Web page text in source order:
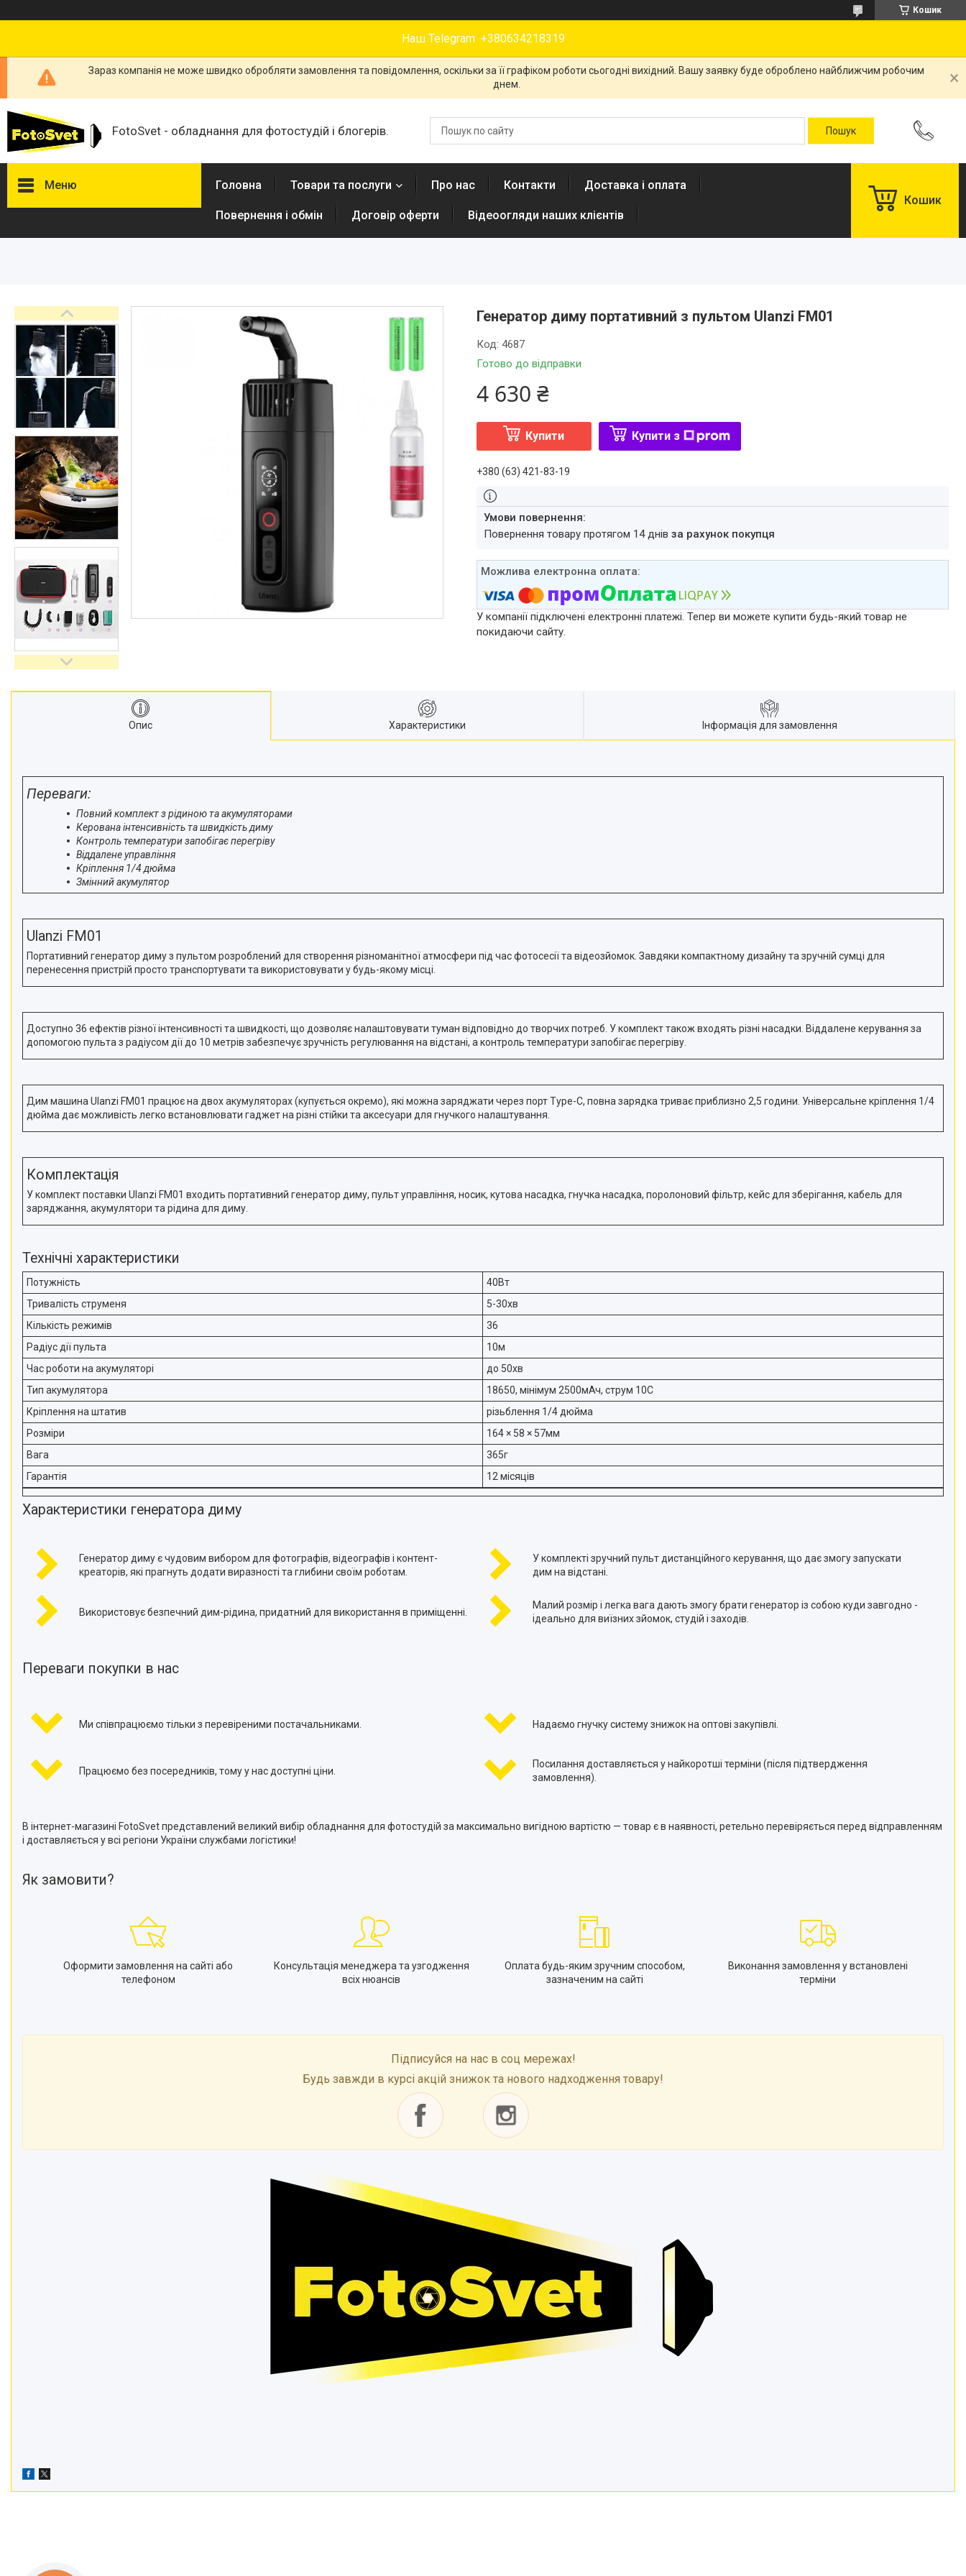
Кошик
Наш Telegram +380634218319
Зараз компанія не може швидко обробляти замовлення та повідомлення, оскільки за її графіком роботи сьогодні вихідний. Вашу заявку буде оброблено найближчим робочим
днем.
FotoSvet - обладнання для фотостудій і блогерів.
Меню
Студійні парасольки
Студійне світло
Лампи для постійного та
імпульсного світла
Набори постійного світла для
фото і відео
Набори імпульсного світла
Фото відбивачі, тримачі для
відбивачів
Поворотні столики
Все для предметної зйомки
Лайтбокси, фотобокси
Кільцеві лампи, товари для
Світлодіодні LED-панель,
відеосвітло
Підсвічування, накамерне
світло
Штативи для фотоапаратів і
відеокамер
Стедіками, стабілізатори
Моноподи
Лінзи-об'єктиви для
обладнання
Перехідники для фототехніки і
адаптери
Мікрофони, стійки, пантографи
Міні вітрові машини
Генератори диму
відеозйомки
Кріплення
Аксесуари для мобільних
телефонів і смартфонів
Відеоогляди наших клієнтів
Знижки
Головна Товари та послуги Про нас Контакти Доставка і оплата
Повернення і обмін Договір оферти Відеоогляди наших клієнтів
Кошик
Генератор диму портативний з пультом Ulanzi FM01
Готово до відправки
Код: 4687
4 630 ₴
Купити Купити з
+380 (63) 421-83-19
повернення товару протягом 14 днів за рахунок покупця
У компанії підключені електронні платежі. Тепер ви можете купити будь-який товар не
покидаючи сайту.
Опис Характеристики Інформація для замовлення
Переваги:
Повний комплект з рідиною та акумуляторами
Керована інтенсивність та швидкість диму
Контроль температури запобігає перегріву
Віддалене управління
Кріплення 1/4 дюйма
Змінний акумулятор
Ulanzi FM01
Портативний генератор диму з пультом розроблений для створення різноманітної атмосфери під час фотосесії та відеозйомок. Завдяки компактному дизайну та зручній сумці для
перенесення пристрій просто транспортувати та використовувати у будь-якому місці.
Доступно 36 ефектів різної інтенсивності та швидкості, що дозволяє налаштовувати туман відповідно до творчих потреб. У комплект також входять різні насадки. Віддалене керування за
допомогою пульта з радіусом дії до 10 метрів забезпечує зручність регулювання на відстані, а контроль температури запобігає перегріву.
Дим машина Ulanzi FM01 працює на двох акумуляторах (купується окремо), які можна заряджати через порт Type-C, повна зарядка триває приблизно 2,5 години. Універсальне кріплення 1/4
дюйма дає можливість легко встановлювати гаджет на різні стійки та аксесуари для гнучкого налаштування.
Комплектація
У комплект поставки Ulanzi FM01 входить портативний генератор диму, пульт управління, носик, кутова насадка, гнучка насадка, поролоновий фільтр, кейс для зберігання, кабель для
заряджання, акумулятори та рідина для диму.
Технічні характеристики
Потужність
40Вт
Тривалість струменя
5-30хв
Кількість режимів
36
Радіус дії пульта
10м
Час роботи на акумуляторі
до 50хв
Тип акумулятора
18650, мінімум 2500мАч, струм 10C
Кріплення на штатив
різьблення 1/4 дюйма
Розміри
164 × 58 × 57мм
Вага
365г
Гарантія
12 місяців
Характеристики генератора диму
Генератор диму є чудовим вибором для фотографів, відеографів і контент-
креаторів, які прагнуть додати виразності та глибини своїм роботам.
Використовує безпечний дим-рідина, придатний для використання в приміщенні.
У комплекті зручний пульт дистанційного керування, що дає змогу запускати
дим на відстані.
Малий розмір і легка вага дають змогу брати генератор із собою куди завгодно -
ідеально для виїзних зйомок, студій і заходів.
Переваги покупки в нас
Ми співпрацюємо тільки з перевіреними постачальниками.
Працюємо без посередників, тому у нас доступні ціни.
Надаємо гнучку систему знижок на оптові закупівлі.
Посилання доставляється у найкоротші терміни (після підтвердження
замовлення).
В інтернет-магазині FotoSvet представлений великий вибір обладнання для фотостудій за максимально вигідною вартістю — товар є в наявності, ретельно перевіряється перед відправленням
і доставляється у всі регіони України службами логістики!
Як замовити?
Оформити замовлення на сайті або
телефоном
Консультація менеджера та узгодження
всіх нюансів
Оплата будь-яким зручним способом,
зазначеним на сайті
Виконання замовлення у встановлені
терміни
Підписуйся на нас в соц мережах!
Будь завжди в курсі акцій знижок та нового надходження товару!